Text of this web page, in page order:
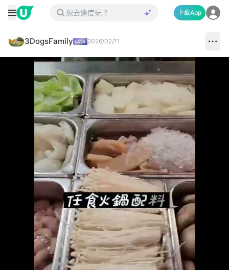
下載App
3DogsFamily 2026/02/11